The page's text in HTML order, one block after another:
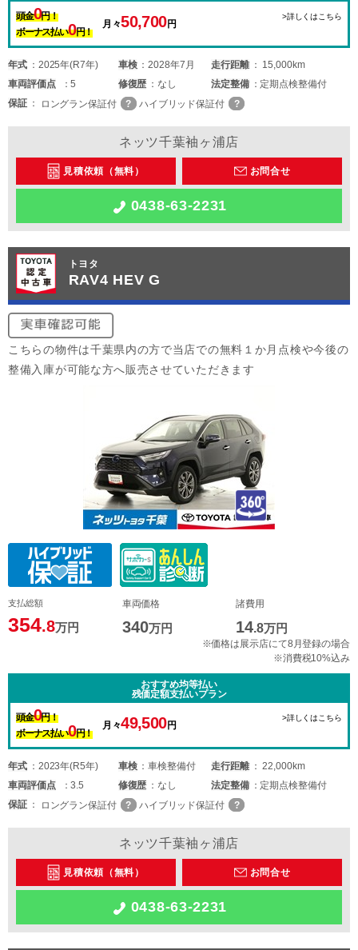
頭金0円！
ボーナス払い0円！
月々50,700円
>詳しくはこちら
年式 2025年(R7年) 車検 2028年7月 走行距離
15,000km
車両評価点 5 修復歴 なし 法定整備
定期点検整備付
保証
ロングラン保証付 ハイブリッド保証付
ネッツ千葉袖ヶ浦店
見積依頼（無料） お問合せ
0438-63-2231
トヨタ
RAV4 HEV G
こちらの物件は千葉県内の方で当店での無料１か月点検や今後の
整備入庫が可能な方へ販売させていただきます
支払総額
354.8万円
車両価格
340万円
諸費用
14.8万円
※価格は展示店にて8月登録の場合
※消費税10%込み
おすすめ均等払い
残価定額支払いプラン
頭金0円！
ボーナス払い0円！
月々49,500円
>詳しくはこちら
年式 2023年(R5年) 車検 車検整備付 走行距離
22,000km
車両評価点 3.5 修復歴 なし 法定整備
定期点検整備付
保証
ロングラン保証付 ハイブリッド保証付
ネッツ千葉袖ヶ浦店
見積依頼（無料） お問合せ
0438-63-2231